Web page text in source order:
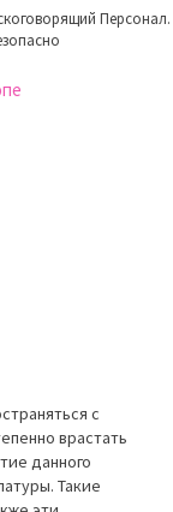
Персонал.
с
врастать
данного
Такие